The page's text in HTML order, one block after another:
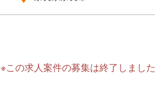
※この求人案件の募集は終了しました